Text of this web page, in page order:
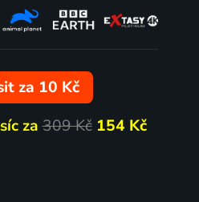
71
za 10 Kč
za309 Kč 154 Kč